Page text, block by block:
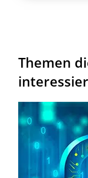
Themen